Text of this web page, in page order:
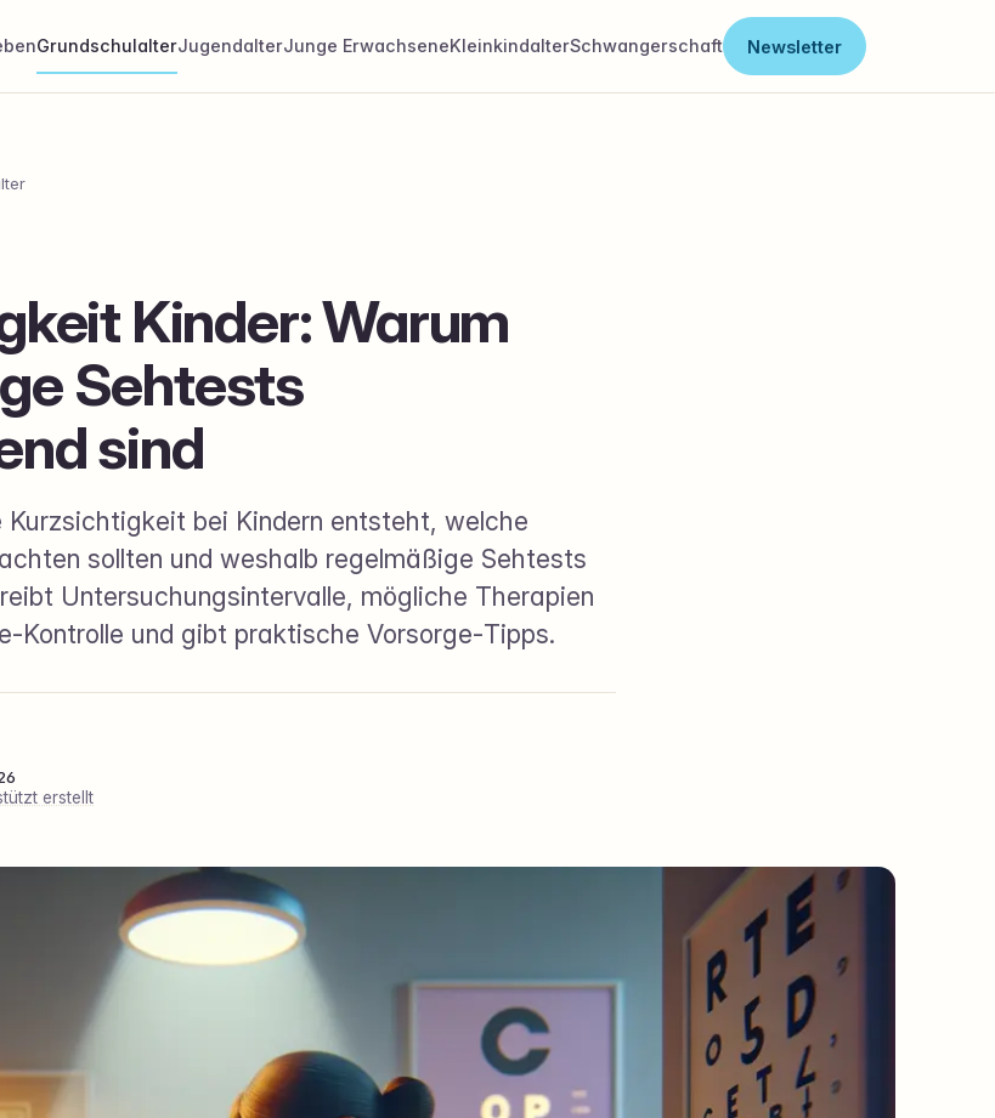
GrundschulalterJugendalterJunge ErwachseneKleinkindalterSchwangerschaft Newsletter
Kinder: Warum
Sehtests
sind
Kurzsichtigkeit bei Kindern entsteht, welche
sollten und weshalb regelmäßige Sehtests
Untersuchungsintervalle, mögliche Therapien
und gibt praktische Vorsorge‑Tipps.
erstellt